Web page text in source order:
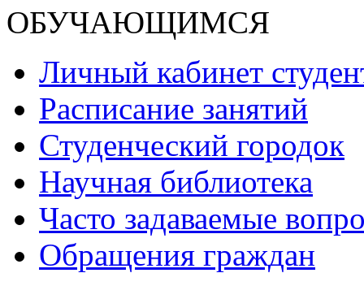
ОБУЧАЮЩИМСЯ
Личный кабинет
Расписание занятий
Студенческий городок
Научная библиотека
Часто задаваемые
Обращения граждан